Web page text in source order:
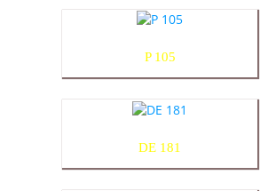
P 105
DE 181